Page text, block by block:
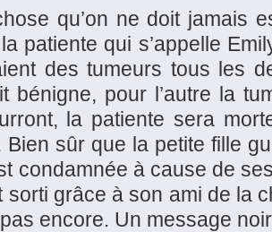
qu’on ne doit jamais
patiente qui s’appelle
des tumeurs tous les
bénigne, pour l’autre la
la patiente sera
Bien sûr que la petite fille
condamnée à cause de
sorti grâce à son ami de la
encore. Un message